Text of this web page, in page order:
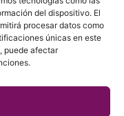
del dispositivo. El
procesar datos como
únicas en este
puede afectar